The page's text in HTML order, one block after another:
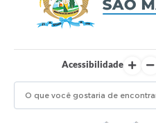
Acessibilidade